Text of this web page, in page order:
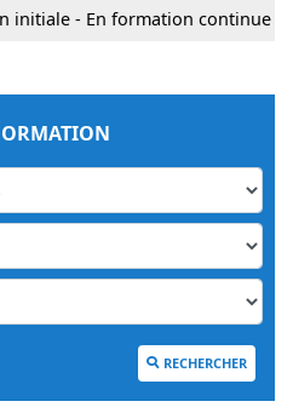
initiale - En formation continue
RECHERCHER